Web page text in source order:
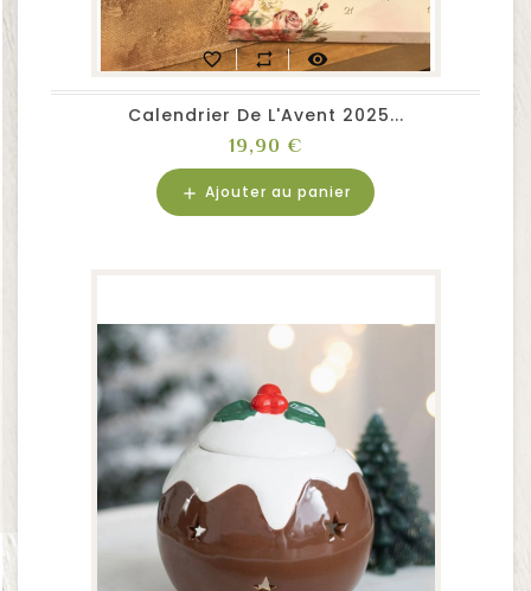
favorite_border repeat visibility
Calendrier De L'Avent 2025...
Prix
19,90 €
add Ajouter au panier